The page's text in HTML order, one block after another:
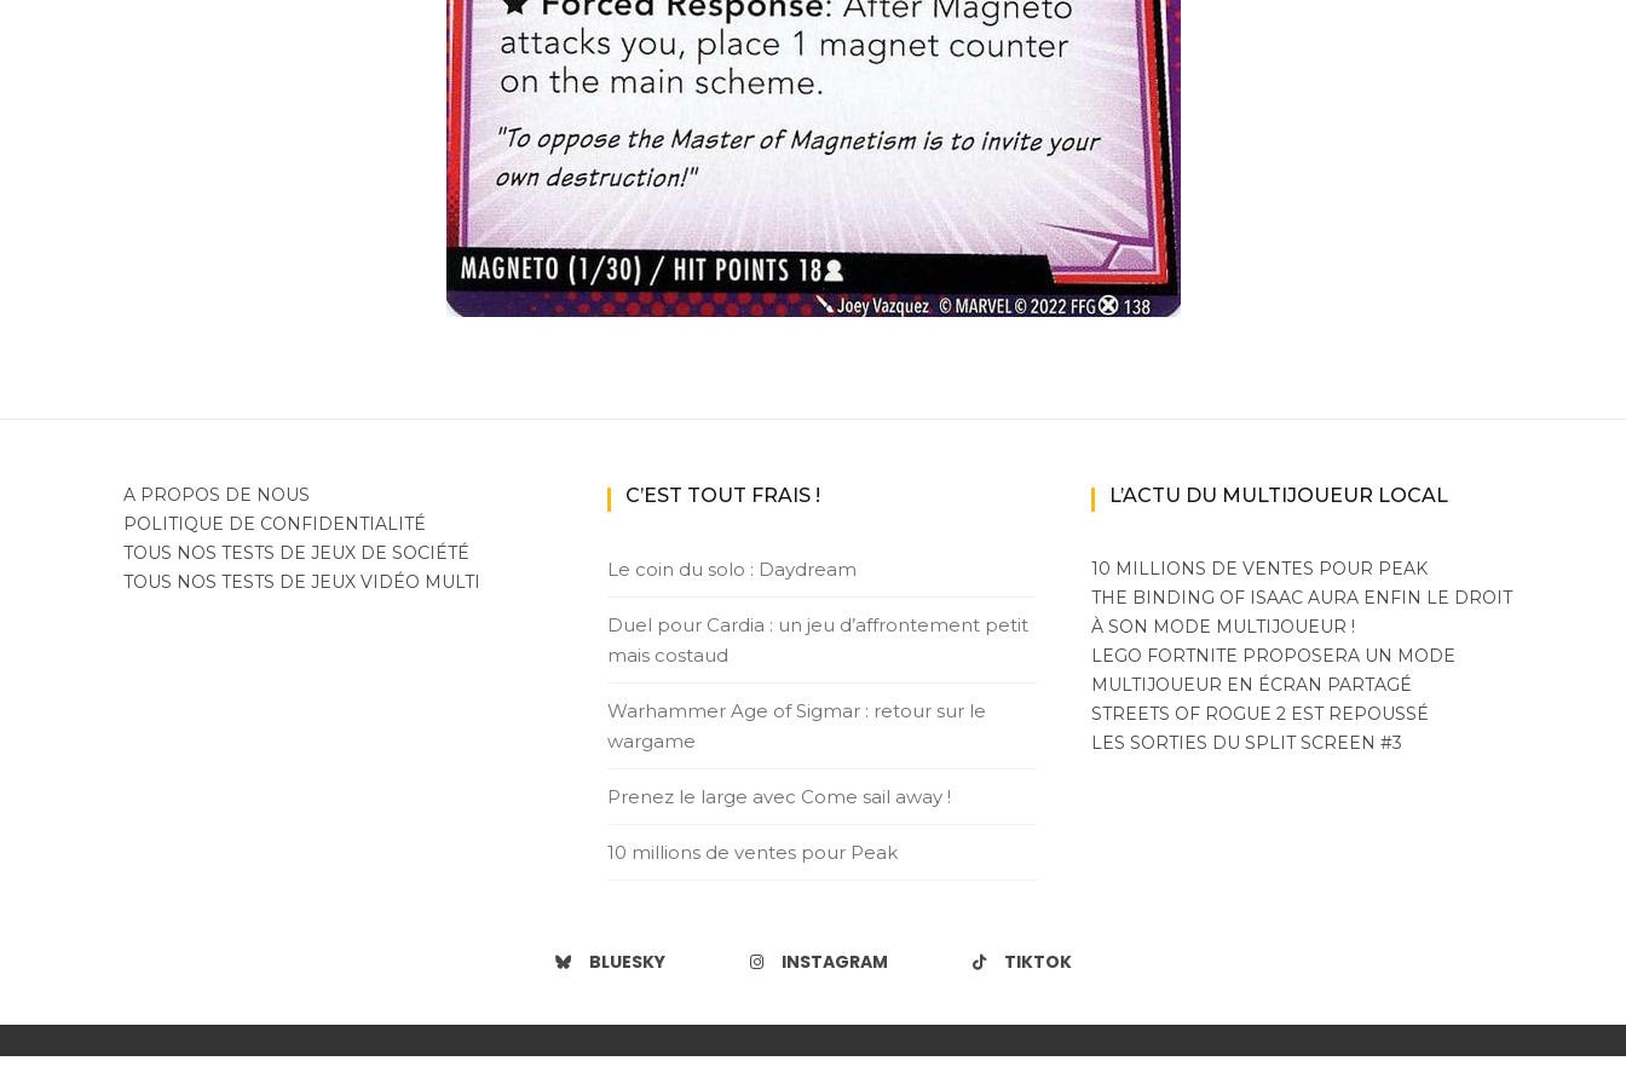
A PROPOS DE NOUS
POLITIQUE DE CONFIDENTIALITÉ
TOUS NOS TESTS DE JEUX DE SOCIÉTÉ
TOUS NOS TESTS DE JEUX VIDÉO MULTI
C’EST TOUT FRAIS !
Le coin du solo : Daydream
Duel pour Cardia : un jeu d’affrontement petit
mais costaud
Warhammer Age of Sigmar : retour sur le
wargame
Prenez le large avec Come sail away !
10 millions de ventes pour Peak
L’ACTU DU MULTIJOUEUR LOCAL
10 MILLIONS DE VENTES POUR PEAK
THE BINDING OF ISAAC AURA ENFIN LE DROIT
À SON MODE MULTIJOUEUR !
LEGO FORTNITE PROPOSERA UN MODE
MULTIJOUEUR EN ÉCRAN PARTAGÉ
STREETS OF ROGUE 2 EST REPOUSSÉ
LES SORTIES DU SPLIT SCREEN #3
BLUESKY INSTAGRAM TIKTOK